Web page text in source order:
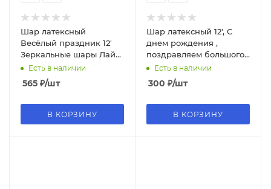
Шар латексный
Весёлый праздник 12'
Зеркальные шары Лайм,
металл, 50 шт, 212210
Есть в наличии
565 ₽/шт
В КОРЗИНУ
Шар латексный 12', С
днем рождения ,
поздравляем большого
счастья , ассорти (25
шт;уп), 4AVP-112
Есть в наличии
300 ₽/шт
В КОРЗИНУ